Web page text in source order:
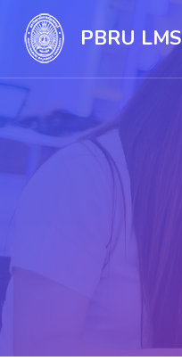
PBRU LMS